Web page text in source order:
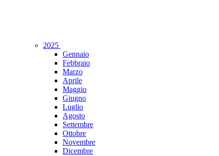
2025
Gennaio
Febbraio
Marzo
Aprile
Maggio
Giugno
Luglio
Agosto
Settembre
Ottobre
Novembre
Dicembre